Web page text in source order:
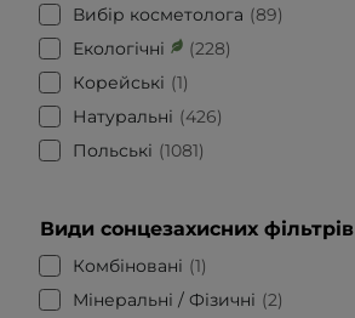
Вибір косметолога
89
Екологічні
228
Корейські
1
Натуральні
426
Польські
1081
Види сонцезахисних фільтрів
Комбіновані
1
Мінеральні / Фізичні
2